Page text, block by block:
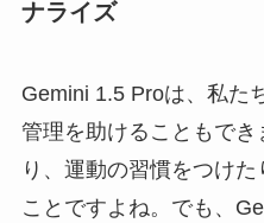
ナライズ
Gemini 1.5 Proは、私た
管理を助けることもで
り、運動の習慣をつけ
ことですよね。でも、